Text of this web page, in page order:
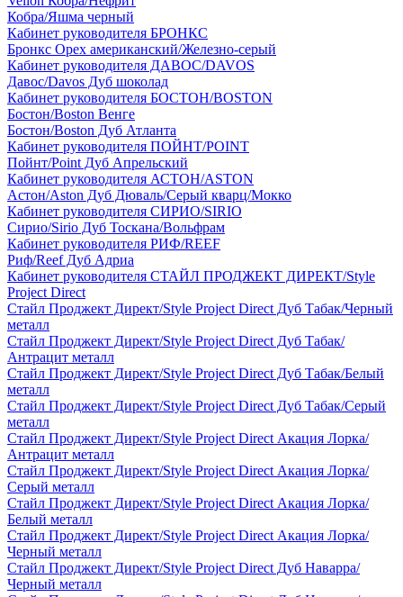
Кобра/Яшма черный
Кабинет руководителя БРОНКС
Бронкс Орех американский/Железно-серый
Кабинет руководителя ДАВОС/DAVOS
Давос/Davos Дуб шоколад
Кабинет руководителя БОСТОН/BOSTON
Бостон/Boston Венге
Бостон/Boston Дуб Атланта
Кабинет руководителя ПОЙНТ/POINT
Пойнт/Point Дуб Апрельский
Кабинет руководителя АСТОН/ASTON
Астон/Aston Дуб Дюваль/Серый кварц/Мокко
Кабинет руководителя СИРИО/SIRIO
Сирио/Sirio Дуб Тоскана/Вольфрам
Кабинет руководителя РИФ/REEF
Риф/Reef Дуб Адриа
Кабинет руководителя СТАЙЛ ПРОДЖЕКТ ДИРЕКТ/Style
Project Direct
Стайл Проджект Директ/Style Project Direct Дуб Табак/Черный
металл
Стайл Проджект Директ/Style Project Direct Дуб Табак/
Антрацит металл
Стайл Проджект Директ/Style Project Direct Дуб Табак/Белый
металл
Стайл Проджект Директ/Style Project Direct Дуб Табак/Серый
металл
Стайл Проджект Директ/Style Project Direct Акация Лорка/
Антрацит металл
Стайл Проджект Директ/Style Project Direct Акация Лорка/
Серый металл
Стайл Проджект Директ/Style Project Direct Акация Лорка/
Белый металл
Стайл Проджект Директ/Style Project Direct Акация Лорка/
Черный металл
Стайл Проджект Директ/Style Project Direct Дуб Наварра/
Черный металл